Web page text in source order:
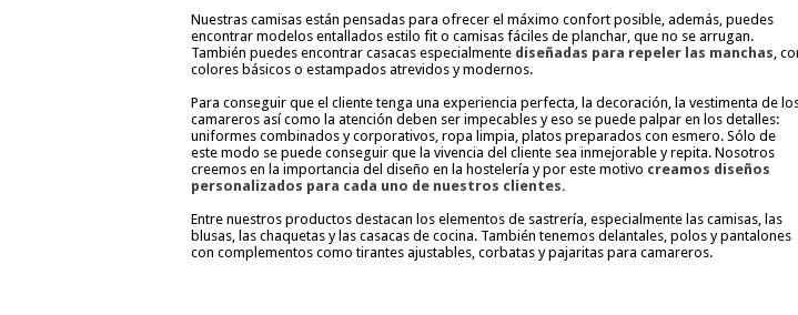
Nuestras camisas están pensadas para ofrecer el máximo confort posible, además, puedes
encontrar modelos entallados estilo fit o camisas fáciles de planchar, que no se arrugan.
También puedes encontrar casacas especialmente diseñadas para repeler las manchas,
colores básicos o estampados atrevidos y modernos.
Para conseguir que el cliente tenga una experiencia perfecta, la decoración, la vestimenta de
camareros así como la atención deben ser impecables y eso se puede palpar en los detalles:
uniformes combinados y corporativos, ropa limpia, platos preparados con esmero. Sólo de
este modo se puede conseguir que la vivencia del cliente sea inmejorable y repita. Nosotros
creemos en la importancia del diseño en la hostelería y por este motivo creamos diseños
personalizados para cada uno de nuestros clientes.
Entre nuestros productos destacan los elementos de sastrería, especialmente las camisas, las
blusas, las chaquetas y las casacas de cocina. También tenemos delantales, polos y pantalones
con complementos como tirantes ajustables, corbatas y pajaritas para camareros.